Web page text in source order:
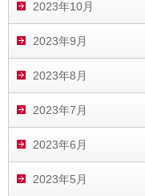
2023年10月
2023年9月
2023年8月
2023年7月
2023年6月
2023年5月